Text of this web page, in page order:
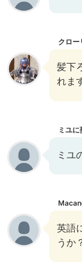
クロー
髪下
れま
ミユに
ミユ
英語
うか